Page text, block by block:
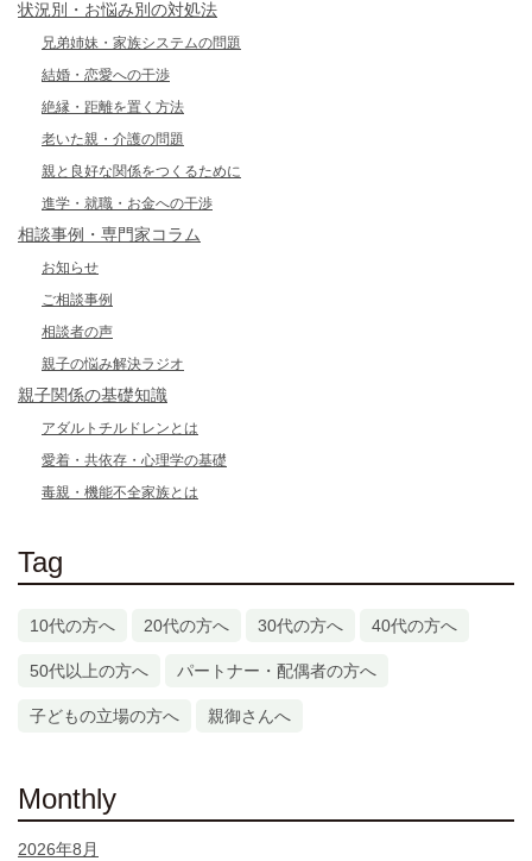
状況別・お悩み別の対処法
兄弟姉妹・家族システムの問題
結婚・恋愛への干渉
絶縁・距離を置く方法
老いた親・介護の問題
親と良好な関係をつくるために
進学・就職・お金への干渉
相談事例・専門家コラム
お知らせ
ご相談事例
相談者の声
親子の悩み解決ラジオ
親子関係の基礎知識
アダルトチルドレンとは
愛着・共依存・心理学の基礎
毒親・機能不全家族とは
Tag
10代の方へ 20代の方へ 30代の方へ 40代の方へ
50代以上の方へ パートナー・配偶者の方へ
子どもの立場の方へ 親御さんへ
Monthly
2026年8月